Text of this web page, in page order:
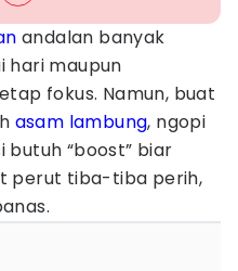
andalan banyak
hari maupun
fokus. Namun, buat
asam lambung, ngopi
butuh “boost” biar
perut tiba-tiba perih,